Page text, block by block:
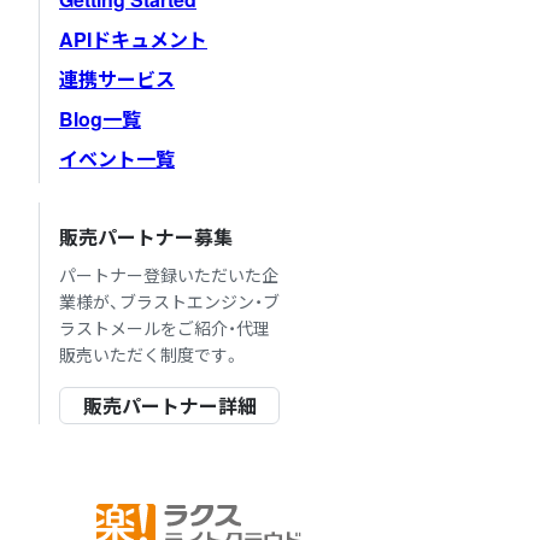
APIドキュメント
連携サービス
Blog一覧
イベント一覧
販売パートナー募集
パートナー登録いただいた企
業様が、ブラストエンジン・ブ
ラストメールをご紹介・代理
販売いただく制度です。
販売パートナー詳細